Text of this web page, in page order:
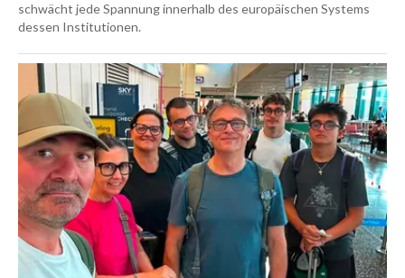
schwächt jede Spannung innerhalb des europäischen Systems
dessen Institutionen.